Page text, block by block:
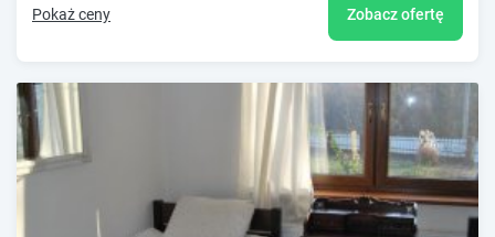
Pokaż ceny Zobacz ofertę